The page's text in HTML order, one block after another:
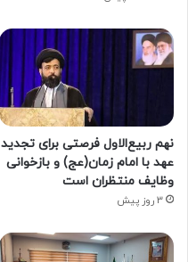
نهم ربیع‌الاول فرصتی برای تجدید
عهد با امام زمان(عج) و بازخوانی
وظایف منتظران است
3 روز پیش